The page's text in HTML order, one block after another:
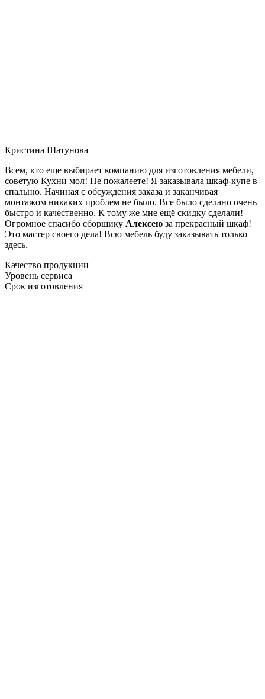
Кристина Шатунова
Всем, кто еще выбирает компанию для изготовления мебели,
советую Кухни мол! Не пожалеете! Я заказывала шкаф-купе в
спальню. Начиная с обсуждения заказа и заканчивая
монтажом никаких проблем не было. Все было сделано очень
быстро и качественно. К тому же мне ещё скидку сделали!
Огромное спасибо сборщику Алексею за прекрасный шкаф!
Это мастер своего дела! Всю мебель буду заказывать только
здесь.
Качество продукции
Уровень сервиса
Срок изготовления